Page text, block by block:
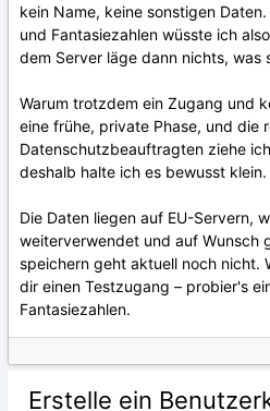
kein Name, keine sonstigen
und Fantasiezahlen wüsste ich
dem Server läge dann nichts, was
Warum trotzdem ein Zugang und
eine frühe, private Phase, und die
Datenschutzbeauftragten ziehe
deshalb halte ich es bewusst klein.
Die Daten liegen auf EU-Servern,
weiterverwendet und auf Wunsch
speichern geht aktuell noch nicht.
dir einen Testzugang – probier's
Fantasiezahlen.
Erstelle ein